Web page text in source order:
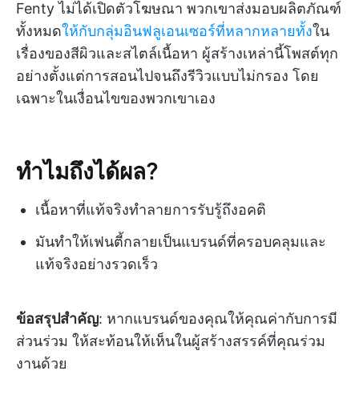
Fenty ไม่ได้เปิดตัวโฆษณา พวกเขาส่งมอบผลิตภัณฑ์
ทั้งหมดให้กับกลุ่มอินฟลูเอนเซอร์ที่หลากหลายทั้งใน
เรื่องของสีผิวและสไตล์เนื้อหา ผู้สร้างเหล่านี้โพสต์ทุก
อย่างตั้งแต่การสอนไปจนถึงรีวิวแบบไม่กรอง โดย
เฉพาะในเงื่อนไขของพวกเขาเอง
ทำไมถึงได้ผล?
เนื้อหาที่แท้จริงทำลายการรับรู้ถึงอคติ
มันทำให้เฟนตี้กลายเป็นแบรนด์ที่ครอบคลุมและ
แท้จริงอย่างรวดเร็ว
ข้อสรุปสำคัญ: หากแบรนด์ของคุณให้คุณค่ากับการมี
ส่วนร่วม ให้สะท้อนให้เห็นในผู้สร้างสรรค์ที่คุณร่วม
งานด้วย